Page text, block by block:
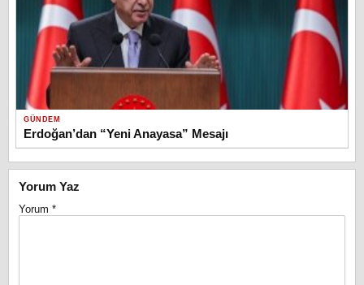
GÜNDEM
Erdoğan’dan “Yeni Anayasa” Mesajı
Yorum Yaz
Yorum *